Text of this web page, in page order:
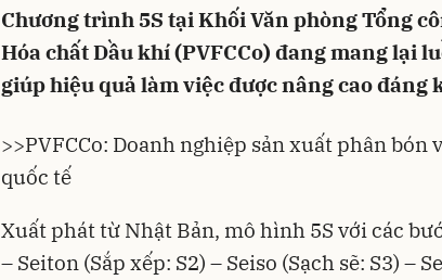
Chương trình 5S tại Khối Văn phòng Tổng
Hóa chất Dầu khí (PVFCCo) đang mang lại
giúp hiệu quả làm việc được nâng cao đáng
>>PVFCCo: Doanh nghiệp sản xuất phân bón
quốc tế
Xuất phát từ Nhật Bản, mô hình 5S với các
– Seiton (Sắp xếp: S2) – Seiso (Sạch sẽ: S3) –